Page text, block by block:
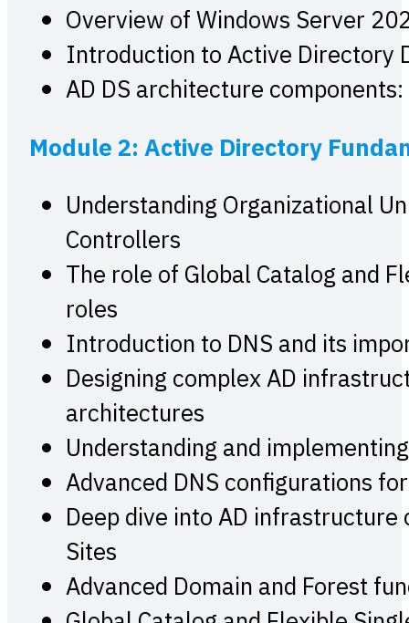
Overview of Windows Server
Introduction to Active Directory
AD DS architecture
Module 2: Active Directory
Understanding Organizational
Controllers
The role of Global Catalog and
roles
Introduction to DNS and its
Designing complex AD
architectures
Understanding and
Advanced DNS configurations
Deep dive into AD
Sites
Advanced Domain and Forest